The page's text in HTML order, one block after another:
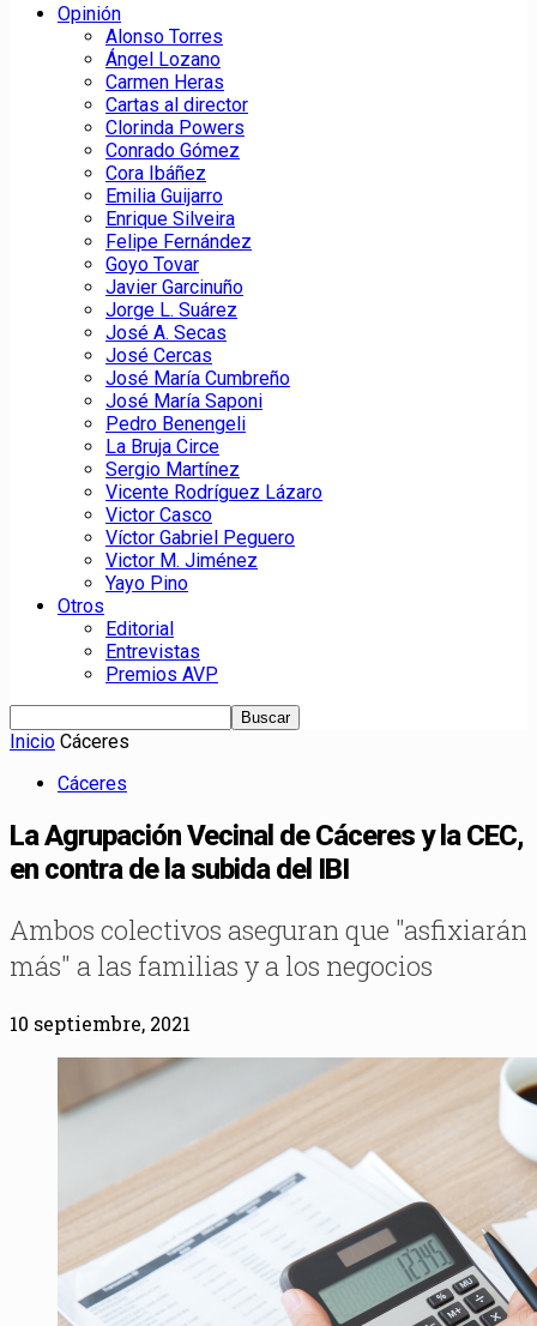
Opinión
Alonso Torres
Ángel Lozano
Carmen Heras
Cartas al director
Clorinda Powers
Conrado Gómez
Cora Ibáñez
Emilia Guijarro
Enrique Silveira
Felipe Fernández
Goyo Tovar
Javier Garcinuño
Jorge L. Suárez
José A. Secas
José Cercas
José María Cumbreño
José María Saponi
Pedro Benengeli
La Bruja Circe
Sergio Martínez
Vicente Rodríguez Lázaro
Victor Casco
Víctor Gabriel Peguero
Victor M. Jiménez
Yayo Pino
Otros
Editorial
Entrevistas
Premios AVP
Inicio Cáceres
Cáceres
La Agrupación Vecinal de Cáceres y la CEC,
en contra de la subida del IBI
Ambos colectivos aseguran que "asfixiarán
más" a las familias y a los negocios
10 septiembre, 2021